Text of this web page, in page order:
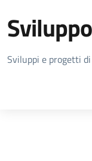
Dettagli
Sviluppi e progetti